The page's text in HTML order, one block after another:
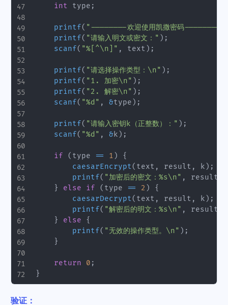
int type ;
printf( "--------欢迎使用凯撒密码
printf( "请输入明文或密文：" ) ;
scanf( "%[^\n]" , text ) ;
printf( "请选择操作类型：\n" ) ;
printf( "1. 加密\n" ) ;
printf( "2. 解密\n" ) ;
scanf( "%d" , &type ) ;
printf( "请输入密钥k（正整数）：" ) ;
scanf( "%d" , &k ) ;
if ( type == 1 )
{
caesarEncrypt( text , result , k ) ;
printf( "加密后的密文：%s\n" , result
}
else if ( type == 2 )
{
caesarDecrypt( text , result , k ) ;
printf( "解密后的明文：%s\n" , result
}
else
{
printf( "无效的操作类型。\n" ) ;
}
return 0 ;
}
验证：